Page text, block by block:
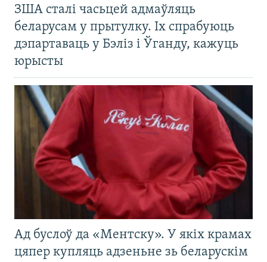
ЗША сталі часьцей адмаўляць
беларусам у прытулку. Іх спрабуюць
дэпартаваць у Бэліз і Ўганду, кажуць
юрысты
Ад буслоў да «Ментску». У якіх крамах
цяпер купляць адзеньне зь беларускім